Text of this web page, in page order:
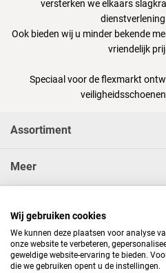
versterken we elkaars
Ook bieden wij u minder bekende
vriendelijk
Speciaal voor de flexmarkt
Assortiment
Meer
Wij gebruiken cookies
We kunnen deze plaatsen voor analyse
onze website te verbeteren,
geweldige website-ervaring te bieden.
die we gebruiken opent u de instellingen.